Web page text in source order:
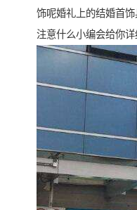
饰呢婚礼上的结婚首
注意什么小编会给你详